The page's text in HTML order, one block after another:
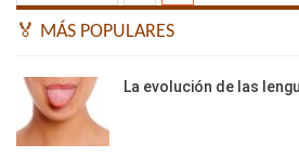
🏅 MÁS POPULARES
La evolución de las